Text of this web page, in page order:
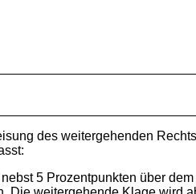
des weitergehenden
5 Prozentpunkten über